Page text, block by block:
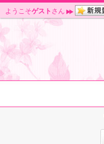
ようこそゲスト さん